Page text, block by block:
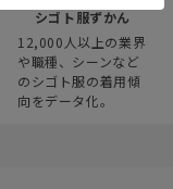
シゴト服ずかん
12,000人以上の業界
や職種、シーンなど
のシゴト服の着用傾
向をデータ化。